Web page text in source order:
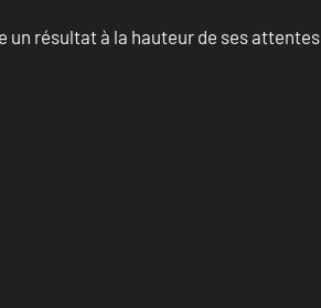
résultat à la hauteur de ses attentes